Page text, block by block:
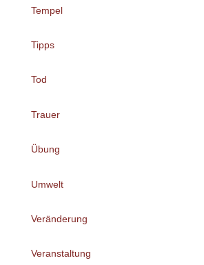
Tempel
Tipps
Tod
Trauer
Übung
Umwelt
Veränderung
Veranstaltung